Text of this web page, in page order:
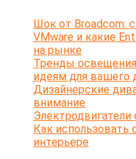
Шок от Broadcom:
VMware и какие
на рынке
Тренды
идеям для вашего
Дизайнерские
внимание
Как использовать
интерьере